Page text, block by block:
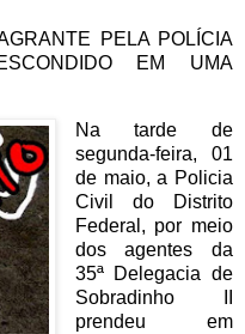
PELA POLÍCIA
EM UMA
Na tarde de
segunda-feira, 01
de maio, a Policia
Civil do Distrito
Federal, por meio
dos agentes da
35ª Delegacia de
Sobradinho II
prendeu em